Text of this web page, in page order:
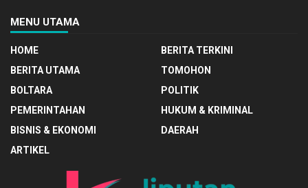
MENU UTAMA
HOME
BERITA TERKINI
BERITA UTAMA
TOMOHON
BOLTARA
POLITIK
PEMERINTAHAN
HUKUM & KRIMINAL
BISNIS & EKONOMI
DAERAH
ARTIKEL